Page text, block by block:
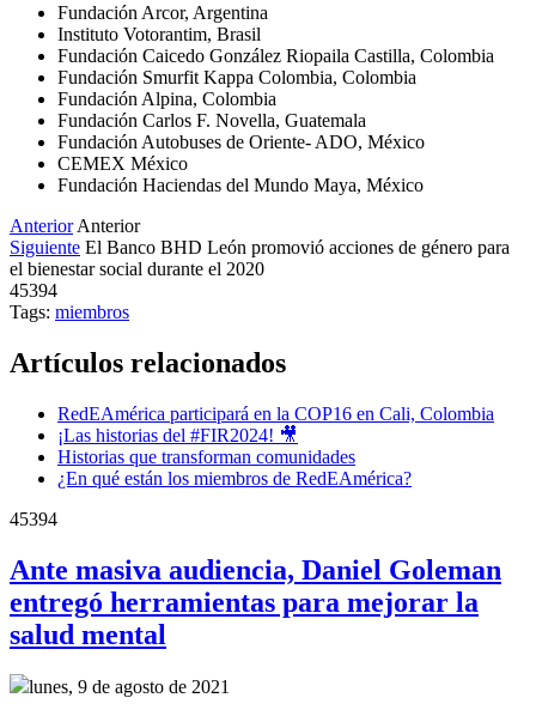
Fundación Arcor, Argentina
Instituto Votorantim, Brasil
Fundación Caicedo González Riopaila Castilla, Colombia
Fundación Smurfit Kappa Colombia, Colombia
Fundación Alpina, Colombia
Fundación Carlos F. Novella, Guatemala
Fundación Autobuses de Oriente- ADO, México
CEMEX México
Fundación Haciendas del Mundo Maya, México
Anterior Anterior
Siguiente El Banco BHD León promovió acciones de género para
el bienestar social durante el 2020
45394
Tags: miembros
Artículos relacionados
RedEAmérica participará en la COP16 en Cali, Colombia
¡Las historias del #FIR2024! 🎥
Historias que transforman comunidades
¿En qué están los miembros de RedEAmérica?
45394
Ante masiva audiencia, Daniel Goleman
entregó herramientas para mejorar la
salud mental
lunes, 9 de agosto de 2021